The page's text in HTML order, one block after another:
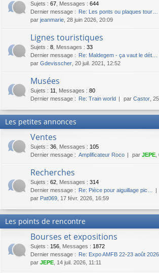
Sujets : 67 Messages : 644
Dernier message : Re: Les ponts ou plaques tour…
par jeanmarie , 28 juin 2026, 20:09
Lignes touristiques
Sujets : 8 Messages : 33
Dernier message : Re: Maldegem - ça vaut le dét…
par Gdevisscher , 20 juil. 2021, 12:52
Musées
Sujets : 11 Messages : 80
Dernier message : Re: Train world par Castor ,
Les petites annonces
Ventes
Sujets : 36 Messages : 105
Dernier message : Amplificateur Roco par JEPE
Recherches
Sujets : 62 Messages : 314
Dernier message : Re: Pièce pour aiguillage pic…
par Pat069 , 17 févr. 2026, 16:59
Les points de rencontre
Bourses et expositions
Sujets : 156 Messages : 1872
Dernier message : Re: Expo AMFB 22-23 août 2026
par JEPE , 14 juil. 2026, 11:11